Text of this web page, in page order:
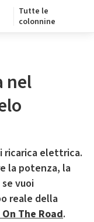
Tutte le
colonnine
nel
ricarica elettrica.
la potenza, la
vuoi
reale della
The Road.